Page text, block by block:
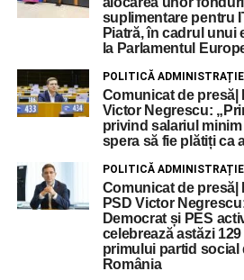
suplimentare pentru
Piatră, în cadrul unui
la Parlamentul
POLITICĂ ADMINISTRAȚIE
Comunicat de presă|
Victor Negrescu:
privind salariul
spera să fie plătiți ca
POLITICĂ ADMINISTRAȚIE
Comunicat de presă|
PSD Victor
Democrat și PES
celebrează astăzi
primului partid social
România